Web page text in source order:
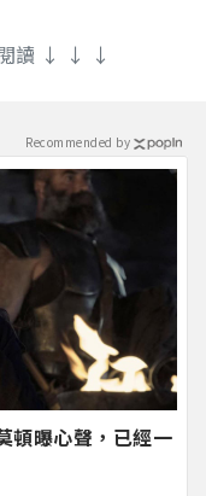
讀 ↓ ↓ ↓
頓曝心聲，已經一
Recommended by